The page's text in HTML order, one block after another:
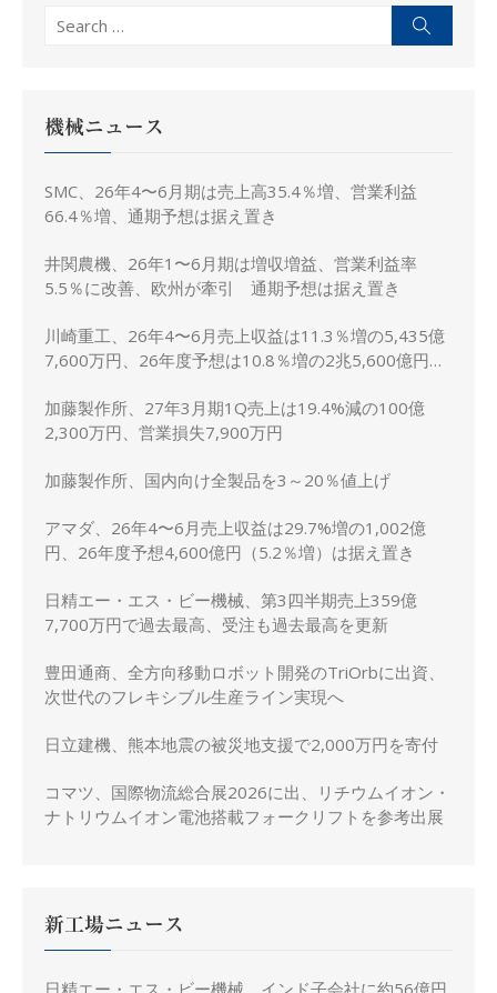
Search
機械ニュース
SMC、26年4〜6月期は売上高35.4％増、営業利益
66.4％増、通期予想は据え置き
井関農機、26年1〜6月期は増収増益、営業利益率
5.5％に改善、欧州が牽引 通期予想は据え置き
川崎重工、26年4〜6月売上収益は11.3％増の5,435億
7,600万円、26年度予想は10.8％増の2兆5,600億円に
加藤製作所、27年3月期1Q売上は19.4%減の100億
2,300万円、営業損失7,900万円
加藤製作所、国内向け全製品を3～20％値上げ
アマダ、26年4〜6月売上収益は29.7%増の1,002億
円、26年度予想4,600億円（5.2％増）は据え置き
日精エー・エス・ビー機械、第3四半期売上359億
7,700万円で過去最高、受注も過去最高を更新
豊田通商、全方向移動ロボット開発のTriOrbに出資、
次世代のフレキシブル生産ライン実現へ
日立建機、熊本地震の被災地支援で2,000万円を寄付
コマツ、国際物流総合展2026に出、リチウムイオン・
ナトリウムイオン電池搭載フォークリフトを参考出展
新工場ニュース